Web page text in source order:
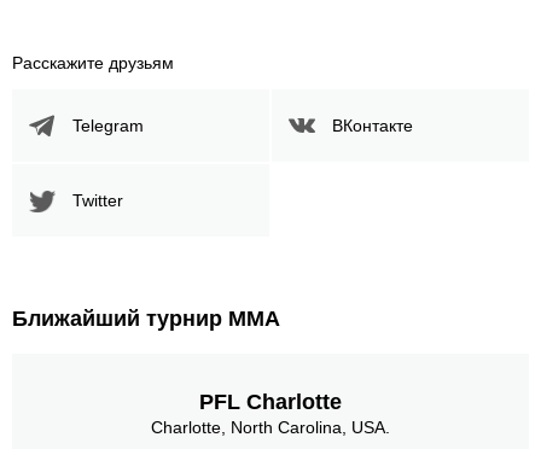
Расскажите друзьям
Telegram ВКонтакте
Twitter
Ближайший турнир ММА
PFL Charlotte
Charlotte, North Carolina, USA.